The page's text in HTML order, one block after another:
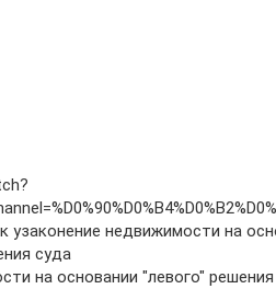
узаконение недвижимости на
суда
на основании "левого"